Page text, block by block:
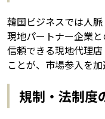
韓国ビジネスでは人脈
現地パートナー企業と
信頼できる現地代理
ことが、市場参入を加
規制・法制度